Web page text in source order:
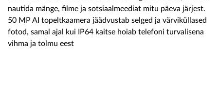
nautida mänge, filme ja sotsiaalmeediat mitu päeva järjest.
50 MP AI topeltkaamera jäädvustab selged ja värviküllased
fotod, samal ajal kui IP64 kaitse hoiab telefoni turvalisena
vihma ja tolmu eest